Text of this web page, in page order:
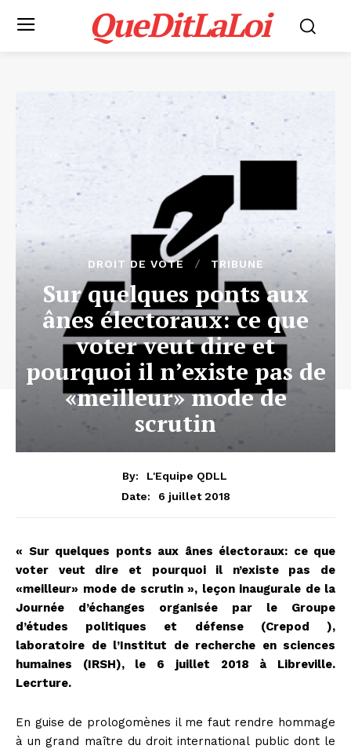
QueDitLaLoi
DROIT DE VOTE TRIBUNE
Sur quelques ponts aux
ânes électoraux: ce que
voter veut dire et
pourquoi il n’existe pas de
«meilleur» mode de
scrutin
By:
L'Equipe QDLL
Date:
6 juillet 2018
« Sur quelques ponts aux ânes électoraux: ce que
voter veut dire et pourquoi il n’existe pas de
«meilleur» mode de scrutin », leçon inaugurale de la
Journée d’échanges organisée par le Groupe
d’études politiques et défense (Crepod ),
laboratoire de l’Institut de recherche en sciences
humaines (IRSH), le 6 juillet 2018 à Libreville.
Lecrture.
En guise de prologomènes il me faut rendre hommage
à un grand maître du droit international public dont le